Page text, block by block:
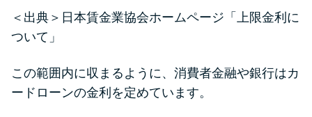
＜出典＞ 日本賃金業協会ホームページ「上限金利に
ついて」
この範囲内に収まるように、消費者金融や銀行はカ
ードローンの金利を定めています。